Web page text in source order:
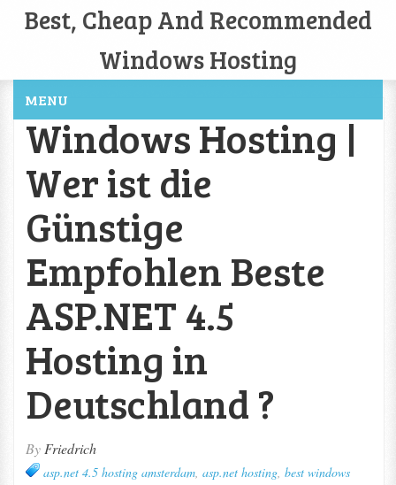
Best, Cheap And Recommended
Windows Hosting
MENU
Windows Hosting |
Wer ist die
Günstige
Empfohlen Beste
ASP.NET 4.5
Hosting in
Deutschland ?
By Friedrich
asp.net 4.5 hosting amsterdam, asp.net hosting, best windows